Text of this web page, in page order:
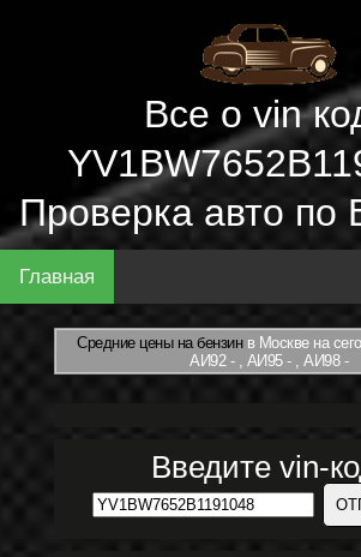
Все о vin
Проверка авто по
Главная
Средние цены на бензинв Москве на
АИ92 - , АИ95 - , АИ98 -
Введите vin-